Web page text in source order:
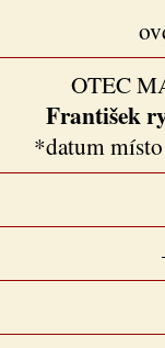
OTEC
František
*datum